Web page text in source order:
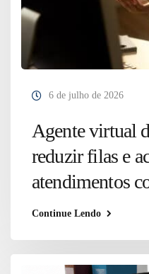
6 de julho de 2026
Agente virtual
reduzir filas e
atendimentos
Continue Lendo